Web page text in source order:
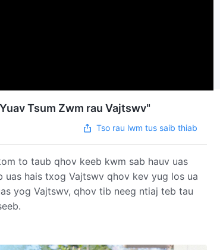
Tsum Zwm rau Vajtswv"
Tso rau lwm tus saib thiab
to taub qhov keeb kwm sab hauv uas
hais txog Vajtswv qhov kev yug los ua
yog Vajtswv, qhov tib neeg ntiaj teb tau